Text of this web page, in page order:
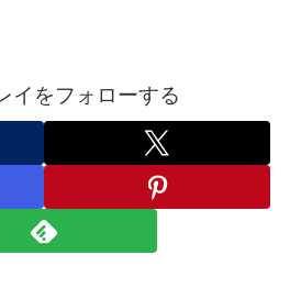
イをフォローする